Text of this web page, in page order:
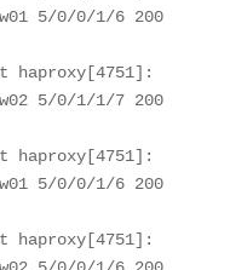
5/0/0/1/6 200
haproxy[4751]:
5/0/1/1/7 200
haproxy[4751]:
5/0/0/1/6 200
haproxy[4751]: